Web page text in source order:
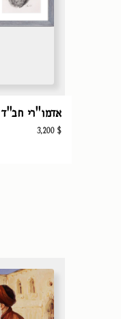
אדמו"רי חב"ד
3,200 $